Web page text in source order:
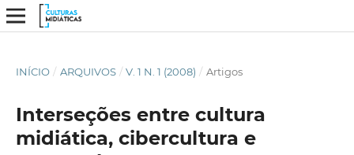
INÍCIO / ARQUIVOS / V. 1 N. 1 (2008) / Artigos
Interseções entre cultura
midiática, cibercultura e